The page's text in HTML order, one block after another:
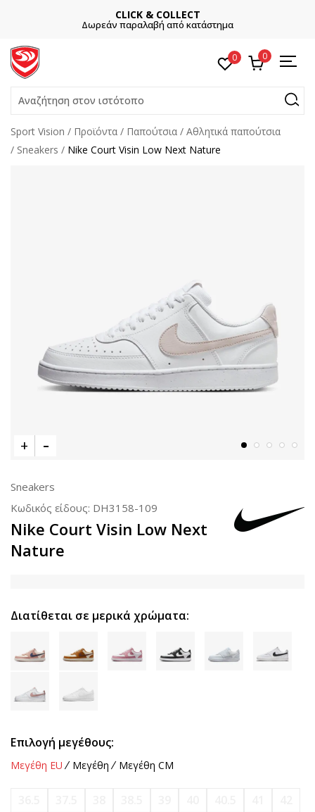
CLICK & COLLECT
Δωρεάν παραλαβή από κατάστημα
0 0
Αναζήτηση στον ιστότοπο
Sport Vision Προϊόντα Παπούτσια
Αθλητικά παπούτσια
Sneakers
Nike Court Visin Low Next Nature
Sneakers
Κωδικός είδους: DH3158-109
Nike Court Visin Low Next
Nature
Διατίθεται σε μερικά χρώματα:
Επιλογή μεγέθους:
Μεγέθη EU Μεγέθη Μεγέθη CM